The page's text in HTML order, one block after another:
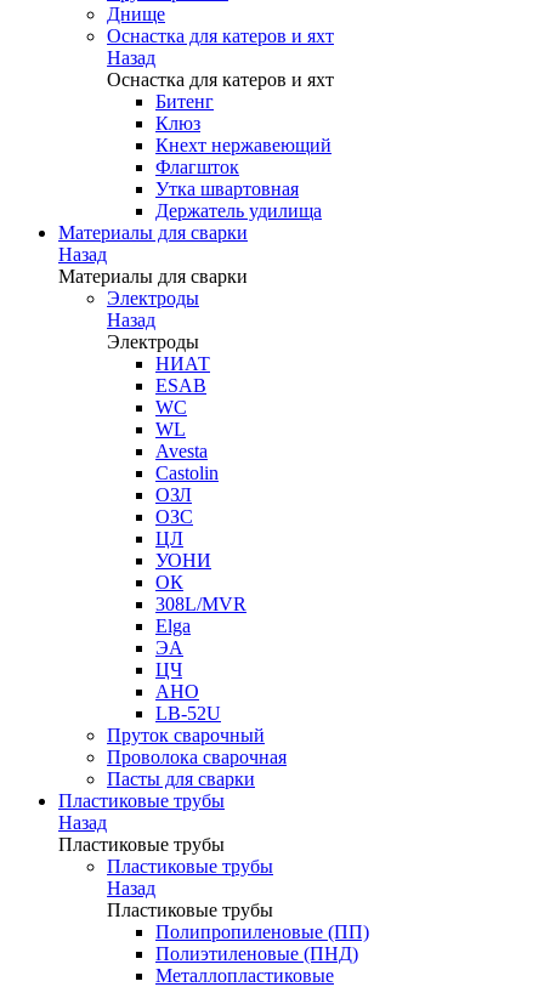
Днище
Оснастка для катеров и яхт
Назад
Оснастка для катеров и яхт
Битенг
Клюз
Кнехт нержавеющий
Флагшток
Утка швартовная
Держатель удилища
Материалы для сварки
Назад
Материалы для сварки
Электроды
Назад
Электроды
НИАТ
ESAB
WC
WL
Avesta
Castolin
ОЗЛ
ОЗС
ЦЛ
УОНИ
ОК
308L/MVR
Elga
ЭА
ЦЧ
АНО
LB-52U
Пруток сварочный
Проволока сварочная
Пасты для сварки
Пластиковые трубы
Назад
Пластиковые трубы
Пластиковые трубы
Назад
Пластиковые трубы
Полипропиленовые (ПП)
Полиэтиленовые (ПНД)
Металлопластиковые